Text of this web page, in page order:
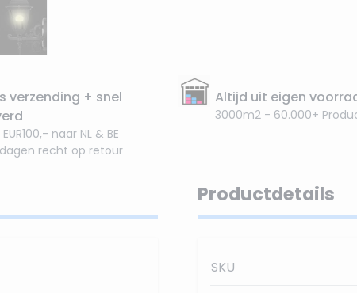
verzending + snel
naar NL & BE
dagen recht op retour
Altijd uit eigen
3000m2 - 60.000+
Productdetails
SKU